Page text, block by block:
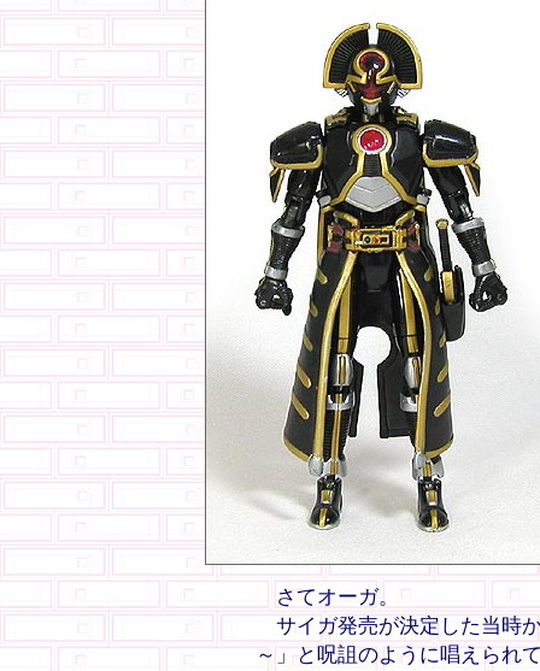
さてオーガ。
サイガ発売が決定した当時
～」と呪詛のように唱えられ